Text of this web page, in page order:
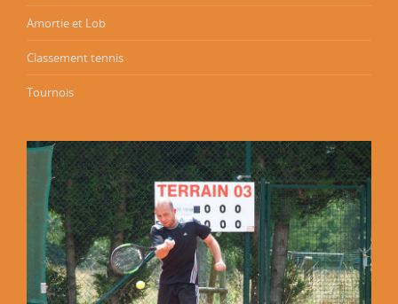
Amortie et Lob
Classement tennis
Tournois